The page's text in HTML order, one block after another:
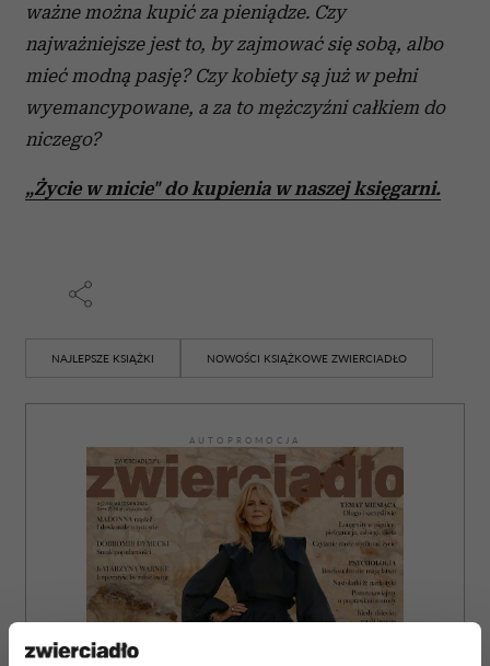
ważne można kupić za pieniądze. Czy
najważniejsze jest to, by zajmować się sobą, albo
mieć modną pasję? Czy kobiety są już w pełni
wyemancypowane, a za to mężczyźni całkiem do
niczego?
„Życie w micie" do kupienia w naszej księgarni.
NAJLEPSZE KSIĄŻKI NOWOŚCI KSIĄŻKOWE ZWIERCIADŁO
AUTOPROMOCJA